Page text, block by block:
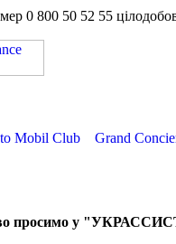
0 800 50 52 55
Mobil Club Grand
просимо у